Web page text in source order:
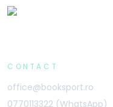
CONTACT
office@booksport.ro
0770113322 (WhatsApp)